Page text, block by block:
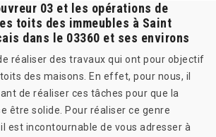
03 et les opérations de
toits des immeubles à Saint
dans le 03360 et ses environs
réaliser des travaux qui ont pour objectif
des maisons. En effet, pour nous, il
de réaliser ces tâches pour que la
être solide. Pour réaliser ce genre
est incontournable de vous adresser à